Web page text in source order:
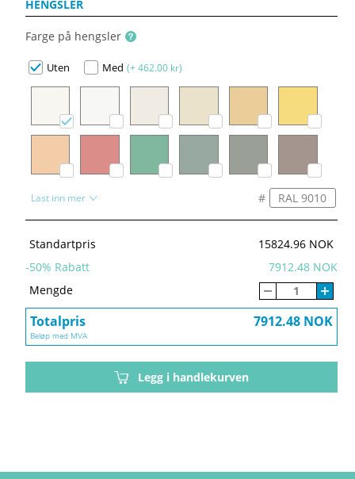
HENGSLER
Farge på hengsler
Uten Med (+ 462.00 kr)
Last inn mer #
Standartpris
15824.96 NOK
-50% Rabatt
7912.48 NOK
Mengde
Totalpris 7912.48 NOK
Beløp med MVA
Legg i handlekurven